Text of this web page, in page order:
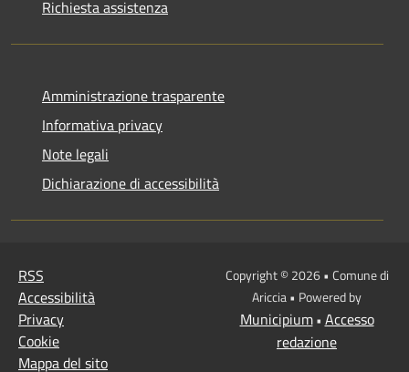
Richiesta assistenza
Amministrazione trasparente
Informativa privacy
Note legali
Dichiarazione di accessibilità
RSS
Accessibilità
Privacy
Cookie
Mappa del sito
Copyright © 2026 • Comune di
Ariccia • Powered by
Municipium• Accesso
redazione